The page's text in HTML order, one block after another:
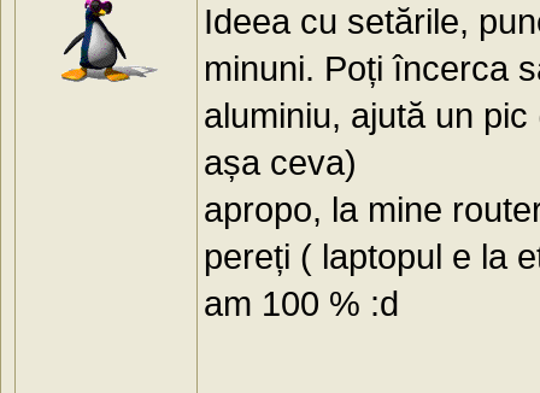
Ideea cu setările,
minuni. Poți încerca
aluminiu, ajută un
așa ceva)
apropo, la mine
pereți ( laptopul e la
am 100 % :d